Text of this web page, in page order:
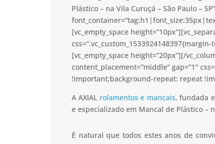
Plástico – na Vila Curuçá – São Paulo – SP”
[vc_empty_space
[vc_empty_space height=”20px”][/
content_placement=”middle” gap=”1″
!important;background-repeat: repeat
A AXIAL rolamentos e mancais, fundada
e especializado em Mancal de Plástico –
É natural que todos estes anos de